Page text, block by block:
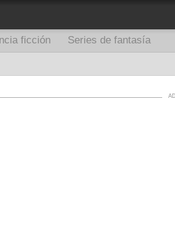
ficción
Series de fantasía